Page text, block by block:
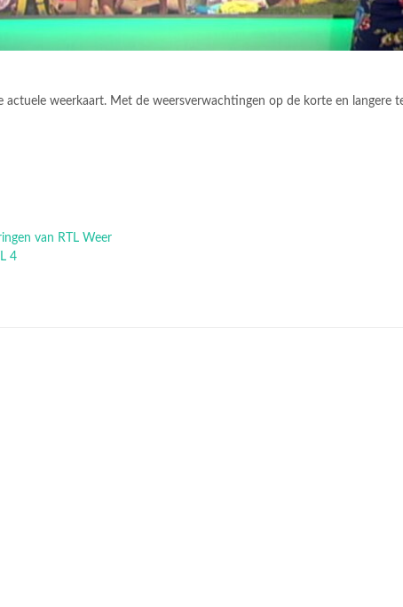
actuele weerkaart. Met de weersverwachtingen op de korte en langere
van RTL Weer
4